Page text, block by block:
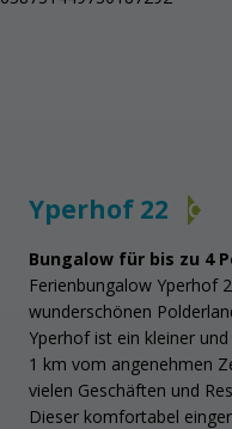
Yperhof 22 C
Bungalow für bis zu 4
Ferienbungalow Yperhof
wunderschönen
Yperhof ist ein kleiner
1 km vom angenehmen
vielen Geschäften und
Dieser komfortabel